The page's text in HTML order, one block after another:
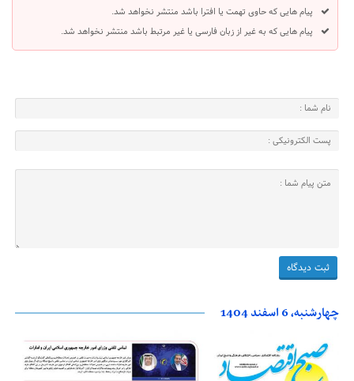
پیام هایی که حاوی تهمت یا افترا باشد منتشر نخواهد شد.
پیام هایی که به غیر از زبان فارسی یا غیر مرتبط باشد منتشر نخواهد شد.
چهارشنبه، 6 اسفند 1404